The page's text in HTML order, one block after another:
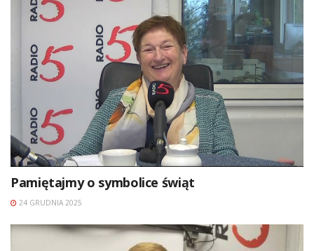
Pamiętajmy o symbolice świąt
24 GRUDNIA 2025